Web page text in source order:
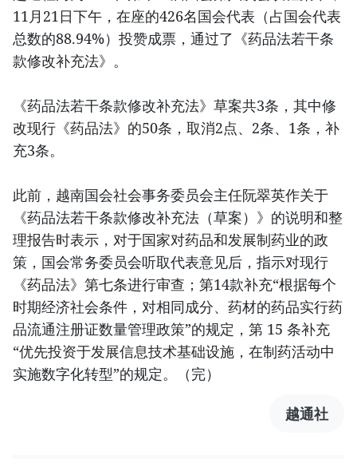
11月21日下午，在座的426名国会代表（占国会代表
总数的88.94%）投赞成票，通过了《药品法若干条
款修改补充法》。
《药品法若干条款修改补充法》草案共3条，其中修
改现行《药品法》的50条，取消2点、2条、1条，补
充3条。
此前，越南国会社会事务委员会主任阮翠英作关于
《药品法若干条款修改补充法（草案）》的说明和整
理报告时表示，对于国家对药品和发展制药业的政
策，国会常务委员会听取代表意见后，指示对现行
《药品法》第七条进行审查；第14款补充“根据每个
时期经济社会条件，对相同成分、药材的药品实行药
品流通注册证数量管理政策”的规定，第 15 条补充
“优先投资于发展信息技术基础设施，在制药活动中
实施数字化转型”的规定。（完）
越通社